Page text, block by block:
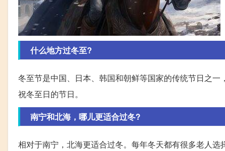
什么地方过冬至?
冬至节是中国、日本、韩国和朝鲜等国家的传统节日之
祝冬至日的节日。
南宁和北海，哪儿更适合过冬?
相对于南宁，北海更适合过冬。每年冬天都有很多老人